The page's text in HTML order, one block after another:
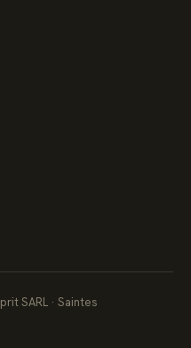
SARL · Saintes